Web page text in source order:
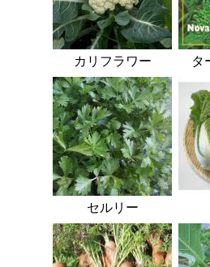
カリフラワー タ
セルリー